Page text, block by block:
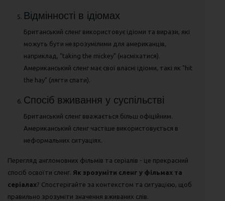
Відмінності в ідіомах
Британський сленг використовує ідіоми та вирази, які
можуть бути незрозумілими для американців,
наприклад, "taking the mickey" (насміхатися).
Американський сленг має свої власні ідіоми, такі як "hit
the hay" (лягти спати).
Спосіб вживання у суспільстві
Британський сленг вважається більш офіційним.
Американський сленг частіше використовується в
неформальних ситуаціях.
Перегляд англомовних фільмів та серіалів - це прекрасний
спосіб освоїти сленг. Як зрозуміти сленг у фільмах та
серіалах? Спостерігайте за контекстом та ситуацією, щоб
правильно зрозуміти значення вживаних слів.